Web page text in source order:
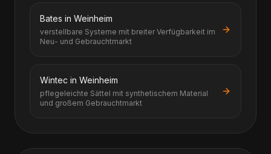
Bates in Weinheim
verstellbare Systeme mit breiter Verfügbarkeit im
Neu- und Gebrauchtmarkt
Wintec in Weinheim
pflegeleichte Sättel mit synthetischem Material
und großem Gebrauchtmarkt